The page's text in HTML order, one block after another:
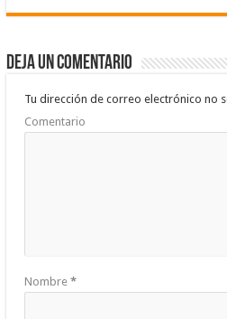
e
b
o
o
k
tt
er
at
sA
p
p
m
ar
ti
r
Deja un comentario
Tu dirección de correo electrónico no
Comentario
Nombre *